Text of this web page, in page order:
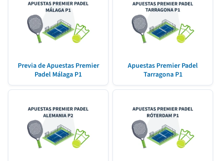
Previa de Apuestas Premier
Padel Málaga P1
Apuestas Premier Padel
Tarragona P1